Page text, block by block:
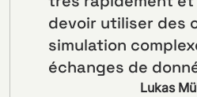
devoir utiliser des
simulation
échanges de
Lukas